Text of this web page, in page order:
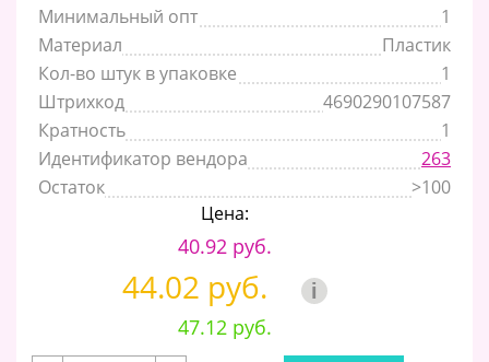
Минимальный опт
1
Материал
Пластик
Кол-во штук в упаковке
1
Штрихкод
4690290107587
Кратность
1
Идентификатор вендора
263
Остаток
>100
Цена:
40.92 руб.
44.02 руб. i
47.12 руб.